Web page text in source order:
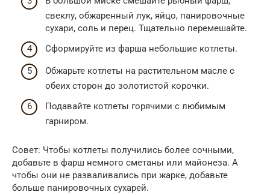
свеклу, обжаренный лук, яйцо, панировочные
сухари, соль и перец. Тщательно перемешайте.
Сформируйте из фарша небольшие котлеты.
Обжарьте котлеты на растительном масле с
обеих сторон до золотистой корочки.
Подавайте котлеты горячими с любимым
гарниром.
Совет: Чтобы котлеты получились более сочными,
добавьте в фарш немного сметаны или майонеза. А
чтобы они не разваливались при жарке, добавьте
больше панировочных сухарей.